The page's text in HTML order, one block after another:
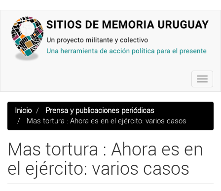
contenido
principal
Inicio
Prensa y publicaciones periódicas
Mas tortura : Ahora es en el ejército: varios casos
Mas tortura : Ahora es en
el ejército: varios casos